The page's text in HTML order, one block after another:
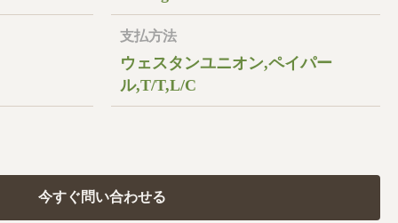
支払方法
ウェスタンユニオン,ペイパー
ル,T/T,L/C
今すぐ問い合わせる